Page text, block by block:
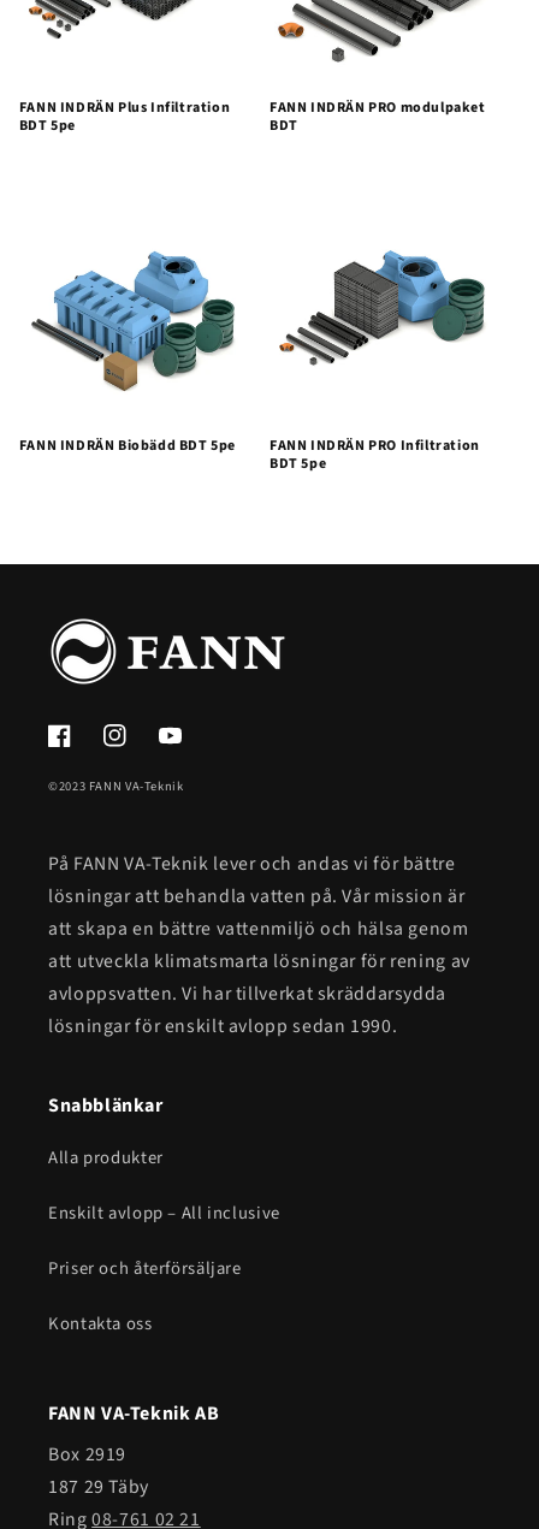
FANN INDRÄN Plus Infiltration
BDT 5pe
FANN INDRÄN PRO modulpaket
BDT
FANN INDRÄN Biobädd BDT 5pe
FANN INDRÄN PRO Infiltration
BDT 5pe
FacebookInstagramYouTube
©2023 FANN VA-Teknik
På FANN VA-Teknik lever och andas vi för bättre
lösningar att behandla vatten på. Vår mission är
att skapa en bättre vattenmiljö och hälsa genom
att utveckla klimatsmarta lösningar för rening av
avloppsvatten. Vi har tillverkat skräddarsydda
lösningar för enskilt avlopp sedan 1990.
Snabblänkar
Alla produkter
Enskilt avlopp – All inclusive
Priser och återförsäljare
Kontakta oss
FANN VA-Teknik AB
Box 2919
187 29 Täby
Ring08-761 02 21